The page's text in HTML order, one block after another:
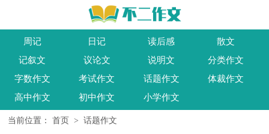
周记 日记 读后感
散文
记叙文
议论文 说明文
分类作文
字数作文
考试作文 话题作文
体裁作文
高中作文
初中作文 小学作文
当前位置： 首页 > 话题作文